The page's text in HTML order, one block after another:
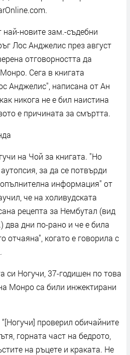
най-новите зам.-съдебни
Лос Анджелис през август
отговорността да
Сега в книгата
Анджелис", написана от Ан
никога не е бил наистина
е причината за смъртта.
на Чой за книгата. "Но
за да се потвърди
информация" от
че на холивудската
рецепта за Нембутал (вид
два дни по-рано и че е била
отчаяна", когато е говорила с
си Ногучи, 37-годишен по това
Монро са били инжектирани
проверил обичайните
горната част на бедрото,
на ръцете и краката. Не